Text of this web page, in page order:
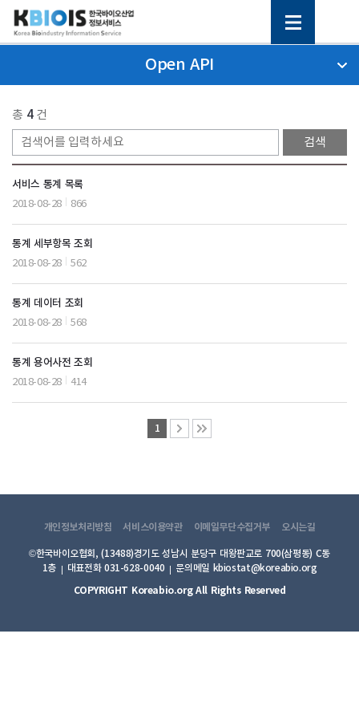
Open API
총 4 건
서비스 통계 목록
2018-08-28 866
통계 세부항목 조회
2018-08-28 562
통계 데이터 조회
2018-08-28 568
통계 용어사전 조회
2018-08-28 414
1
개인정보처리방침 서비스이용약관 이메일무단수집거부 오시는길
©한국바이오협회, (13488)경기도 성남시 분당구 대왕판교로 700(삼평동) C동
1층
대표전화 031-628-0040
문의메일 kbiostat@koreabio.org
COPYRIGHT Koreabio.org All Rights Reserved